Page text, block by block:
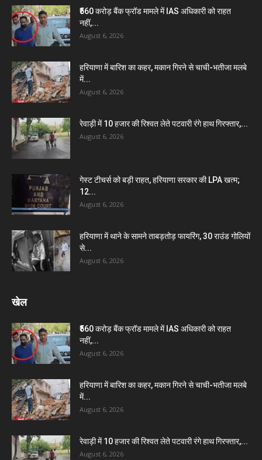
₹560 करोड़ बैंक फ्रॉड मामले में IAS अधिकारी को राहत
नहीं,...
August 6, 2026
हरियाणा में बारिश का कहर, मकान गिरने से चाची-भतीजा मलबे
में...
August 6, 2026
रेवाड़ी में 10 हजार की रिश्वत लेते पटवारी रंगे हाथ गिरफ्तार,...
August 6, 2026
गेस्ट टीचर्स को बड़ी राहत, हरियाणा सरकार की LPA खत्म;
12...
August 6, 2026
हरियाणा में थाने के सामने ताबड़तोड़ फायरिंग, 30 राउंड गोलियों
से...
August 6, 2026
खेल
₹560 करोड़ बैंक फ्रॉड मामले में IAS अधिकारी को राहत
नहीं,...
August 6, 2026
हरियाणा में बारिश का कहर, मकान गिरने से चाची-भतीजा मलबे
में...
August 6, 2026
रेवाड़ी में 10 हजार की रिश्वत लेते पटवारी रंगे हाथ गिरफ्तार,...
August 6, 2026